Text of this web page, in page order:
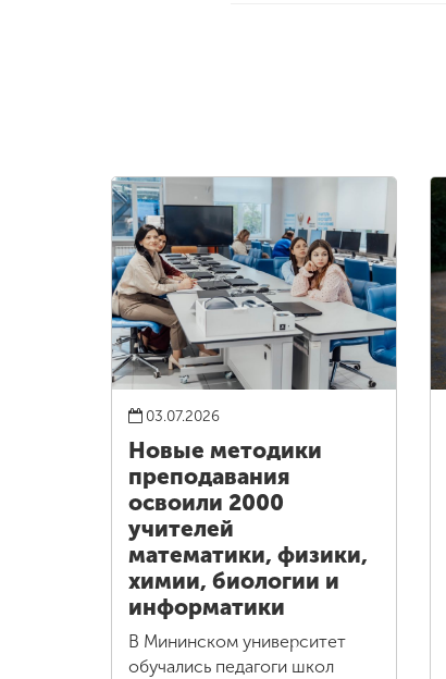
03.07.2026
Новые методики
преподавания
освоили 2000
учителей
математики, физики,
химии, биологии и
информатики
В Мининском университет
обучались педагоги школ